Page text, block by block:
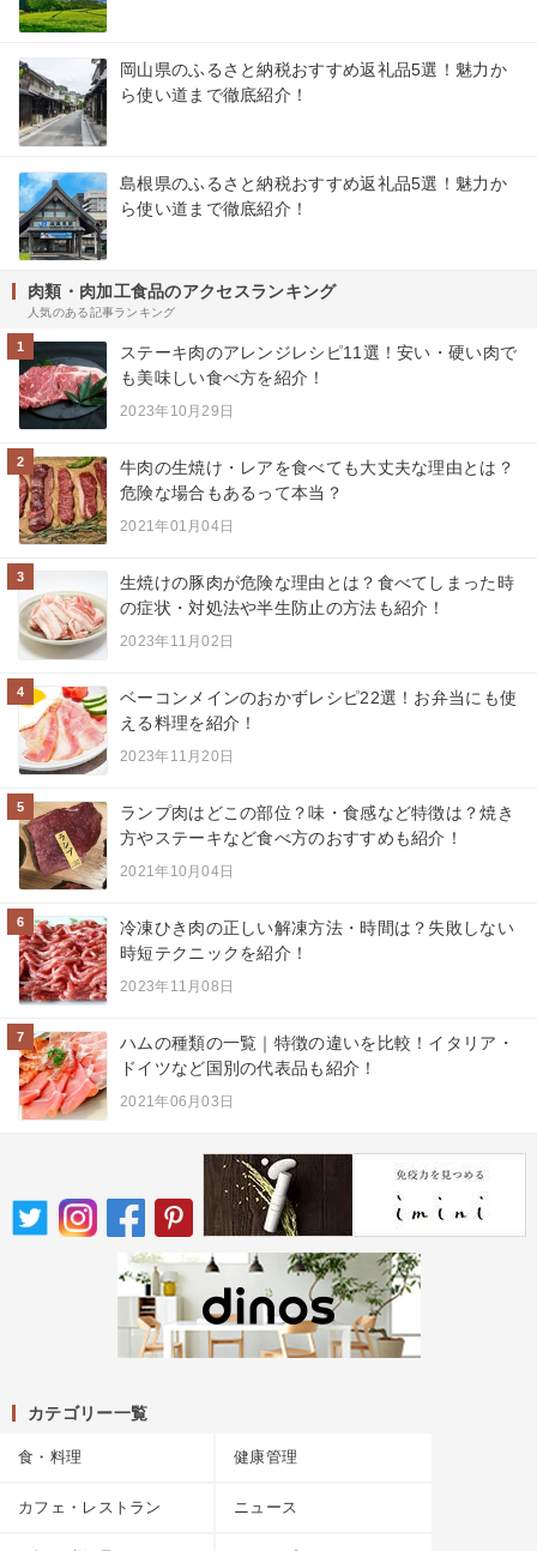
岡山県のふるさと納税おすすめ返礼品5選！魅力か
ら使い道まで徹底紹介！
島根県のふるさと納税おすすめ返礼品5選！魅力か
ら使い道まで徹底紹介！
肉類・肉加工食品のアクセスランキング
人気のある記事ランキング
1
ステーキ肉のアレンジレシピ11選！安い・硬い肉で
も美味しい食べ方を紹介！
2023年10月29日
2
牛肉の生焼け・レアを食べても大丈夫な理由とは？
危険な場合もあるって本当？
2021年01月04日
3
生焼けの豚肉が危険な理由とは？食べてしまった時
の症状・対処法や半生防止の方法も紹介！
2023年11月02日
4
ベーコンメインのおかずレシピ22選！お弁当にも使
える料理を紹介！
2023年11月20日
5
ランプ肉はどこの部位？味・食感など特徴は？焼き
方やステーキなど食べ方のおすすめも紹介！
2021年10月04日
6
冷凍ひき肉の正しい解凍方法・時間は？失敗しない
時短テクニックを紹介！
2023年11月08日
7
ハムの種類の一覧｜特徴の違いを比較！イタリア・
ドイツなど国別の代表品も紹介！
2021年06月03日
カテゴリー一覧
食・料理 健康管理
カフェ・レストラン ニュース